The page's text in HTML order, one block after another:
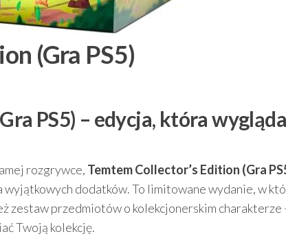
(Gra PS5)
PS5) – edycja, która
rozgrywce, Temtem Collector’s Edition (Gra
dodatków. To limitowane wydanie, w
zestaw przedmiotów o kolekcjonerskim charakterze
Twoją kolekcję.